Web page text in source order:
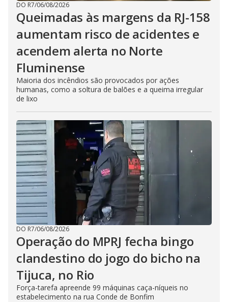
DO R7/06/08/2026
Queimadas às margens da RJ-158
aumentam risco de acidentes e
acendem alerta no Norte
Fluminense
Maioria dos incêndios são provocados por ações
humanas, como a soltura de balões e a queima irregular
de lixo
DO R7/06/08/2026
Operação do MPRJ fecha bingo
clandestino do jogo do bicho na
Tijuca, no Rio
Força-tarefa apreende 99 máquinas caça-níqueis no
estabelecimento na rua Conde de Bonfim